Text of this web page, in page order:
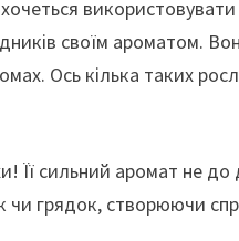
використовувати
своїм ароматом.
Ось кілька таких
Її сильний аромат не до
грядок, створюючи